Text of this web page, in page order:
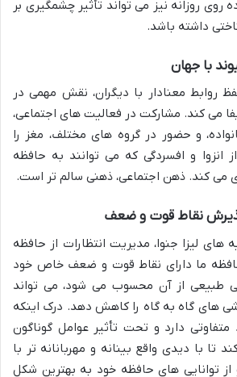
روزانه نیز می تواند تأثیر چشمگیری بر
داشته باشد.
با جهان
روابط معنادار با دیگران، نقش مهمی در
می کند. مشارکت در فعالیت های اجتماعی،
و حضور در گروه های مختلف، مغز را
انزوا و افسردگی که می توانند به حافظه
می کند. ذهن اجتماعی، ذهنی سالم تر است.
نقاط قوت و ضعف
های لیزا جنوا، مدیریت انتظارات از حافظه
ما دارای نقاط قوت و ضعف خاص خود
طبیعی از آن محسوب می شود، می تواند
های گاه به گاه را کاهش دهد. درک اینکه
دارد و تحت تأثیر عوامل گوناگون
با دیدی واقع بینانه و مهربانانه تر با
از توانایی های حافظه خود به بهترین شکل